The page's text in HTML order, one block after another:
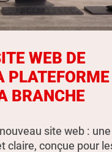
WEB DE
PLATEFORME
BRANCHE
site web : une
claire, conçue pour